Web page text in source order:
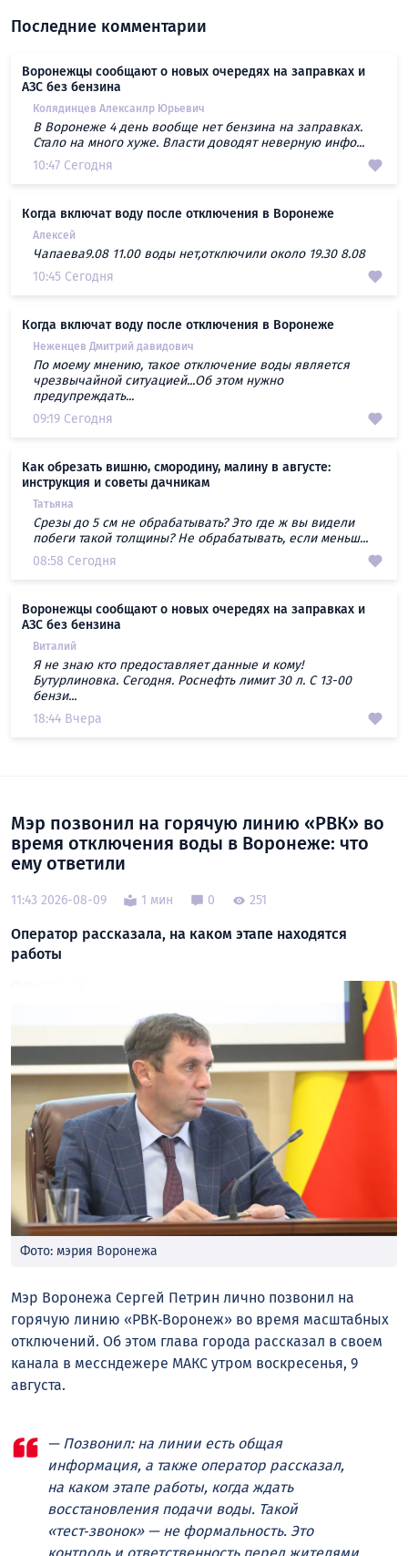
Последние комментарии
Воронежцы сообщают о новых очередях на заправках и
АЗС без бензина
Колядинцев Алексанлр Юрьевич
В Воронеже 4 день вообще нет бензина на заправках.
Стало на много хуже. Власти доводят неверную инфо...
10:47 Сегодня
Когда включат воду после отключения в Воронеже
Алексей
Чапаева9.08 11.00 воды нет,отключили около 19.30 8.08
10:45 Сегодня
Когда включат воду после отключения в Воронеже
Неженцев Дмитрий давидович
По моему мнению, такое отключение воды является
чрезвычайной ситуацией...Об этом нужно
предупреждать...
09:19 Сегодня
Как обрезать вишню, смородину, малину в августе:
инструкция и советы дачникам
Татьяна
Срезы до 5 см не обрабатывать? Это где ж вы видели
побеги такой толщины? Не обрабатывать, если меньш...
08:58 Сегодня
Воронежцы сообщают о новых очередях на заправках и
АЗС без бензина
Виталий
Я не знаю кто предоставляет данные и кому!
Бутурлиновка. Сегодня. Роснефть лимит 30 л. С 13-00
бензи...
18:44 Вчера
Мэр позвонил на горячую линию «РВК» во
время отключения воды в Воронеже: что
ему ответили
11:43 2026-08-09 1 мин 0 251
Оператор рассказала, на каком этапе находятся
работы
Фото: мэрия Воронежа
Мэр Воронежа Сергей Петрин лично позвонил на
горячую линию «РВК‑Воронеж» во время масштабных
отключений. Об этом глава города рассказал в своем
канала в мессндежере МАКС утром воскресенья, 9
августа.
— Позвонил: на линии есть общая
информация, а также оператор рассказал,
на каком этапе работы, когда ждать
восстановления подачи воды. Такой
«тест‑звонок» — не формальность. Это